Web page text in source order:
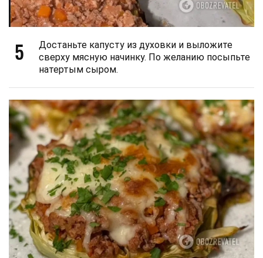
5
Достаньте капусту из духовки и выложите
сверху мясную начинку. По желанию посыпьте
натертым сыром.